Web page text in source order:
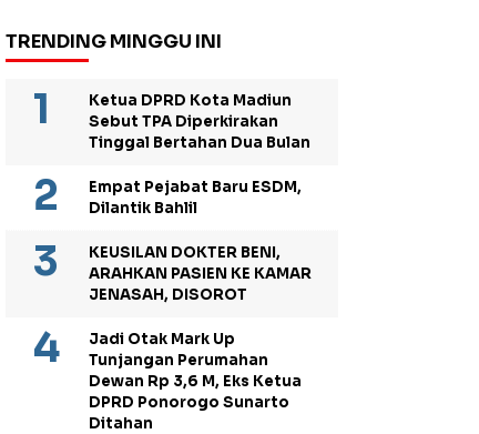
TRENDING MINGGU INI
Ketua DPRD Kota Madiun
Sebut TPA Diperkirakan
Tinggal Bertahan Dua Bulan
Empat Pejabat Baru ESDM,
Dilantik Bahlil
KEUSILAN DOKTER BENI,
ARAHKAN PASIEN KE KAMAR
JENASAH, DISOROT
Jadi Otak Mark Up
Tunjangan Perumahan
Dewan Rp 3,6 M, Eks Ketua
DPRD Ponorogo Sunarto
Ditahan